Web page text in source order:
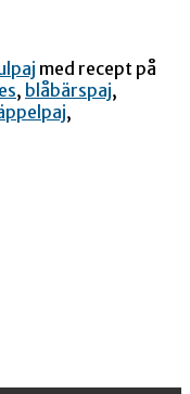
med recept på
, blåbärspaj,
,